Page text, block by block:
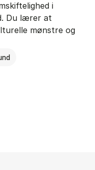
i
Du lærer at
mønstre og
og kul­tu­r­a­na­ly­se